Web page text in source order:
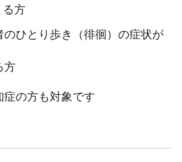
る方
ひとり歩き（徘徊）の症状が
方
の方も対象です